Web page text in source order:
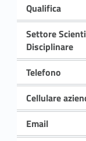
Qualifica
Settore
Disciplinare
Telefono
Cellulare
Email